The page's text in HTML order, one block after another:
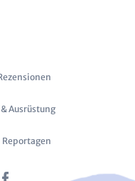
Ausrüstung
Reportagen